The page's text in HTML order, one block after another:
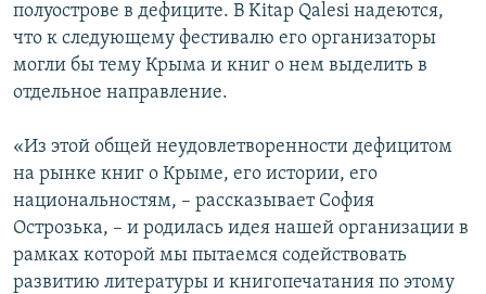
полуострове в дефиците. В Kitap Qalesi надеются,
что к следующему фестивалю его организаторы
могли бы тему Крыма и книг о нем выделить в
отдельное направление.
«Из этой общей неудовлетворенности дефицитом
на рынке книг о Крыме, его истории, его
национальностям, – рассказывает София
Острозька, – и родилась идея нашей организации в
рамках которой мы пытаемся содействовать
развитию литературы и книгопечатания по этому